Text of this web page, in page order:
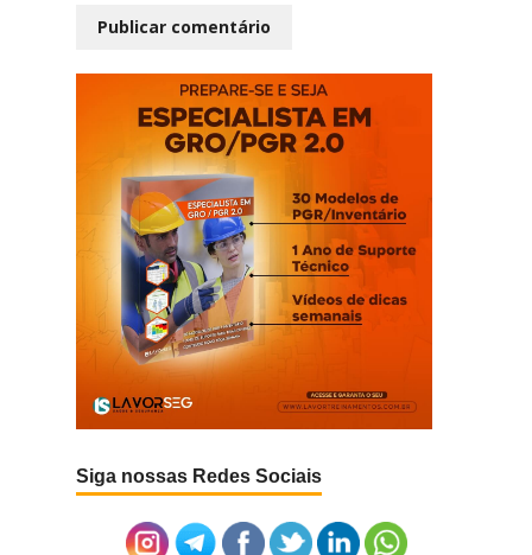
Siga nossas Redes Sociais